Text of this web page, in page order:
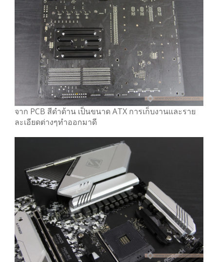
จาก PCB สีดำด้าน เป็นขนาด ATX การเก็บงานและราย
ละเอียดต่างๆทำออกมาดี